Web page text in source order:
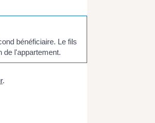
bénéficiaire. Le fils
de l'appartement.
.